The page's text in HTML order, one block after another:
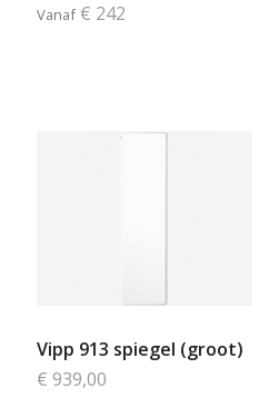
Vanaf € 242
Vipp 913 spiegel (groot)
€ 939,00